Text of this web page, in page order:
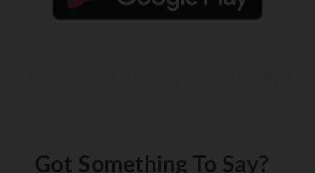
Got Something To Say?